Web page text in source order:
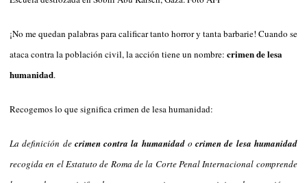
¡No me quedan palabras para calificar tanto horror y tanta barbarie! Cuando se
ataca contra la población civil, la acción tiene un nombre: crimen de lesa
humanidad.
Recogemos lo que significa crimen de lesa humanidad:
La definición de crimen contra la humanidadocrimen de lesa humanidad
recogida en el Estatuto de Roma de la Corte Penal Internacional comprende